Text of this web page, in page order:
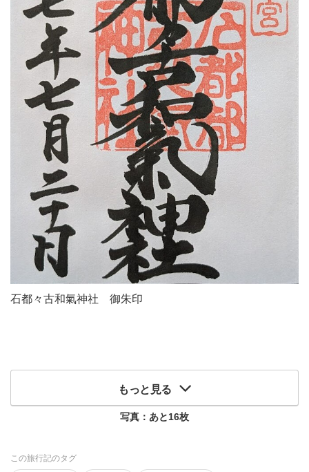
石都々古和氣神社 御朱印
もっと見る
写真：あと16枚
この旅行記のタグ